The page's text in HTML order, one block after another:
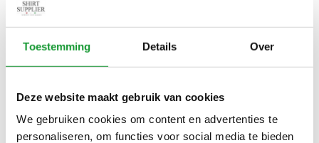
Toestemming Details Over
Deze website maakt gebruik van cookies
We gebruiken cookies om content en advertenties te
personaliseren, om functies voor social media te bieden
Bekijk alle6
ANTRACIET GRIJS
ANTRACITE HALF ZIP TRUI
MET RITSJE
€149,00
ZWART BLACK HALF ZIP
TRUI MET RITSJE
€149,00